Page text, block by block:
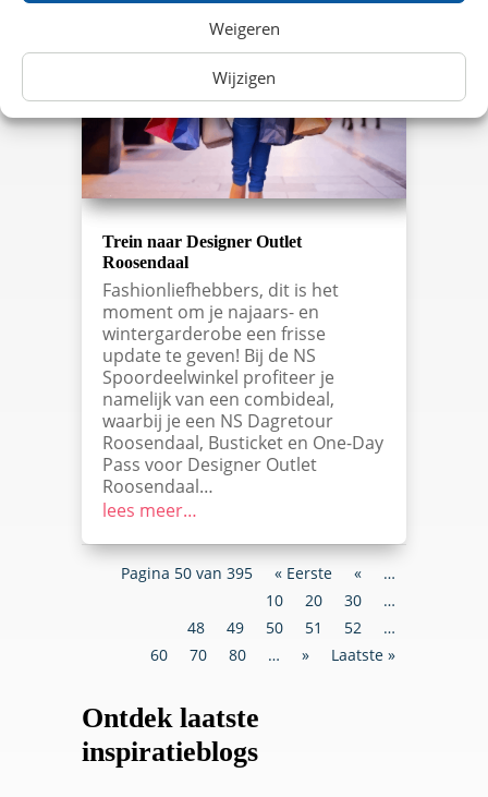
Weigeren
Wijzigen
Trein naar Designer Outlet
Roosendaal
Fashionliefhebbers, dit is het
moment om je najaars- en
wintergarderobe een frisse
update te geven! Bij de NS
Spoordeelwinkel profiteer je
namelijk van een combideal,
waarbij je een NS Dagretour
Roosendaal, Busticket en One-Day
Pass voor Designer Outlet
Roosendaal…
lees meer…
Pagina 50 van 395 « Eerste «
…
10
20 30
…
48
49 50 51 52
…
60
70 80 … » Laatste »
Ontdek laatste
inspiratieblogs